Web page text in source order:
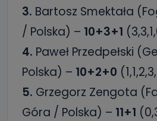
3. Bartosz Smektała
/ Polska) – 10+3+1
4. Paweł Przedpełski
Polska) – 10+2+0
5. Grzegorz Zengota
Góra / Polska) – 11+1